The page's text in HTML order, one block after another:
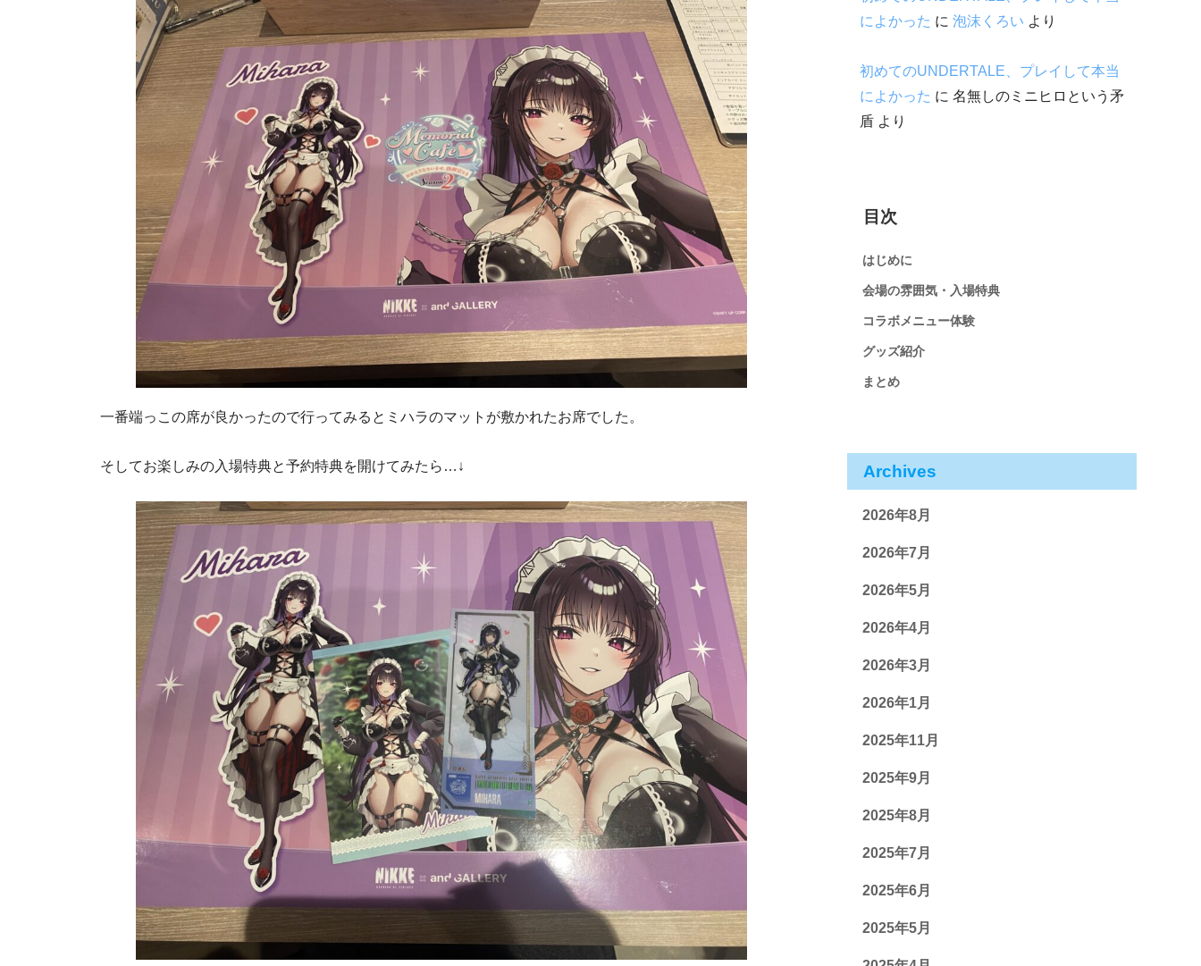
一番端っこの席が良かったので行ってみるとミハラのマットが敷かれたお席でした。
そしてお楽しみの入場特典と予約特典を開けてみたら…↓
によかった に 泡沫くろい より
初めてのUNDERTALE、プレイして本当
によかった に 名無しのミニヒロという矛
盾 より
目次
はじめに
会場の雰囲気・入場特典
コラボメニュー体験
グッズ紹介
まとめ
Archives
2026年8月
2026年7月
2026年5月
2026年4月
2026年3月
2026年1月
2025年11月
2025年9月
2025年8月
2025年7月
2025年6月
2025年5月